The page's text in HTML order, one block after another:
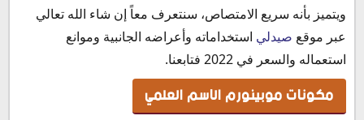
موبينورم سبراي
جرعة استخدام مرهم موبينورم
سعر موبينورم كريم في مصر 2022
سعر موبينورم سبراي في مصر 2022
طريقة حفظ وتخزين موبينورم كريم وسبراي MOBINORM
ويتميز بأنه سريع الامتصاص، سنتعرف معاً إن شاء الله تعالي
عبر موقع صيدلي استخداماته وأعراضه الجانبية وموانع
استعماله والسعر في 2022 فتابعنا.
مكونات موبينورم الاسم العلمي